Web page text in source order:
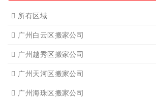
所有区域
广州白云区搬家公司
广州越秀区搬家公司
广州天河区搬家公司
广州海珠区搬家公司